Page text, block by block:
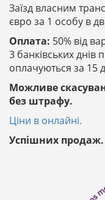
Заїзд власним
євро за 1 особу в
Оплата: 50% від
3 банківських днів
оплачуються за 15
Можливе
без штрафу.
Ціни в онлайні.
Успішних продаж.